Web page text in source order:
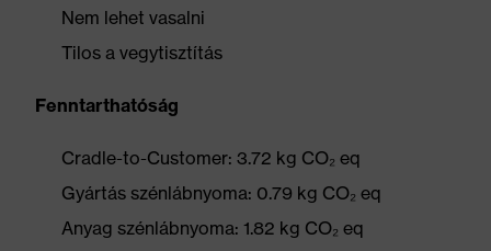
Nem lehet vasalni
Tilos a vegytisztítás
Fenntarthatóság
Cradle-to-Customer: 3.72 kg CO₂ eq
Gyártás szénlábnyoma: 0.79 kg CO₂ eq
Anyag szénlábnyoma: 1.82 kg CO₂ eq